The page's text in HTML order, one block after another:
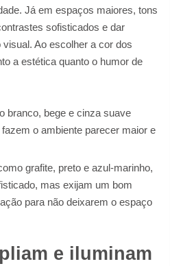
Já em espaços maiores, tons
sofisticados e dar
Ao escolher a cor dos
a estética quanto o humor de
branco, bege e cinza suave
o ambiente parecer maior e
grafite, preto e azul-marinho,
mas exijam um bom
para não deixarem o espaço
e iluminam